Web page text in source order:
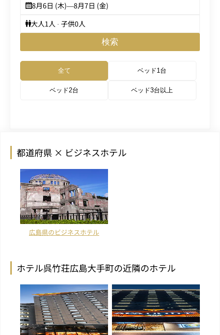
8月6日 (木)—8月7日 (金)
大人1人 · 子供0人
検索
全て ベッド1台
ベッド2台 ベッド3台以上
都道府県 × ビジネスホテル
広島県のビジネスホテル
ホテル呉竹荘広島大手町の近隣のホテル